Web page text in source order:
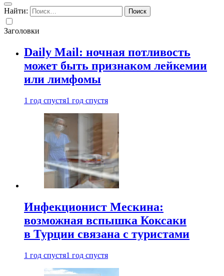
Найти:
Заголовки
Daily Mail: ночная потливость
может быть признаком лейкемии
или лимфомы
1 год спустя1 год спустя
Инфекционист Мескина:
возможная вспышка Коксаки
в Турции связана с туристами
1 год спустя1 год спустя